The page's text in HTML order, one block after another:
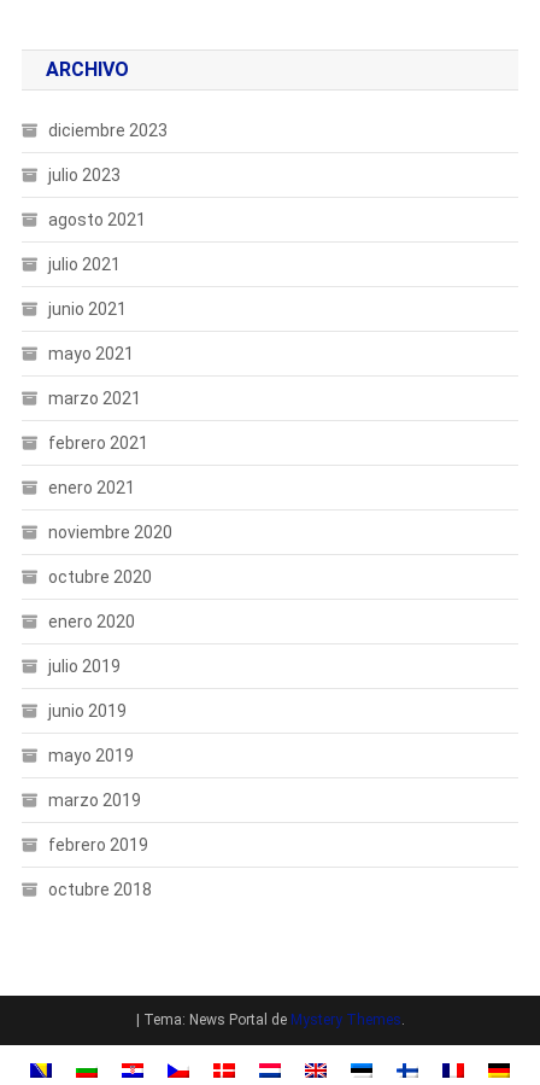
ARCHIVO
diciembre 2023
julio 2023
agosto 2021
julio 2021
junio 2021
mayo 2021
marzo 2021
febrero 2021
enero 2021
noviembre 2020
octubre 2020
enero 2020
julio 2019
junio 2019
mayo 2019
marzo 2019
febrero 2019
octubre 2018
Tema: News Portal de Mystery Themes.